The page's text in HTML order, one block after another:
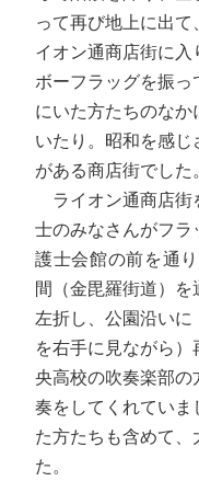
って再び地上に出て
イオン通商店街に
ボーフラッグを振
にいた方たちのなか
いたり。昭和を感
がある商店街でした
ライオン通商店街
士のみなさんがフラ
護士会館の前を通
間（金毘羅街道）
左折し、公園沿い
を右手に見ながら
央高校の吹奏楽部の
奏をしてくれていま
た方たちも含めて、
た。